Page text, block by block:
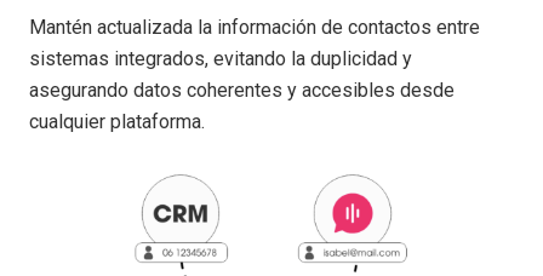
Mantén actualizada la información de contactos entre
sistemas integrados, evitando la duplicidad y
asegurando datos coherentes y accesibles desde
cualquier plataforma.